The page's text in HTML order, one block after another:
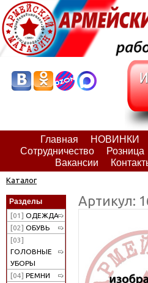
Главная НОВИНКИ
Сотрудничество
Розница
Вакансии
Каталог
Разделы
[01] ОДЕЖДА
[02] ОБУВЬ
[03]
ГОЛОВНЫЕ
УБОРЫ
[04] РЕМНИ
Артикул: